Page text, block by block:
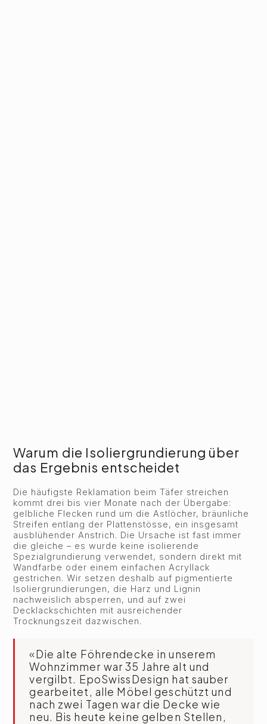
Warum die Isoliergrundierung über
das Ergebnis entscheidet
Die häufigste Reklamation beim Täfer streichen
kommt drei bis vier Monate nach der Übergabe:
gelbliche Flecken rund um die Astlöcher, bräunliche
Streifen entlang der Plattenstösse, ein insgesamt
ausblühender Anstrich. Die Ursache ist fast immer
die gleiche – es wurde keine isolierende
Spezialgrundierung verwendet, sondern direkt mit
Wandfarbe oder einem einfachen Acryllack
gestrichen. Wir setzen deshalb auf pigmentierte
Isoliergrundierungen, die Harz und Lignin
nachweislich absperren, und auf zwei
Decklackschichten mit ausreichender
Trocknungszeit dazwischen.
«Die alte Föhrendecke in unserem
Wohnzimmer war 35 Jahre alt und
vergilbt. EpoSwissDesign hat sauber
gearbeitet, alle Möbel geschützt und
nach zwei Tagen war die Decke wie
neu. Bis heute keine gelben Stellen,